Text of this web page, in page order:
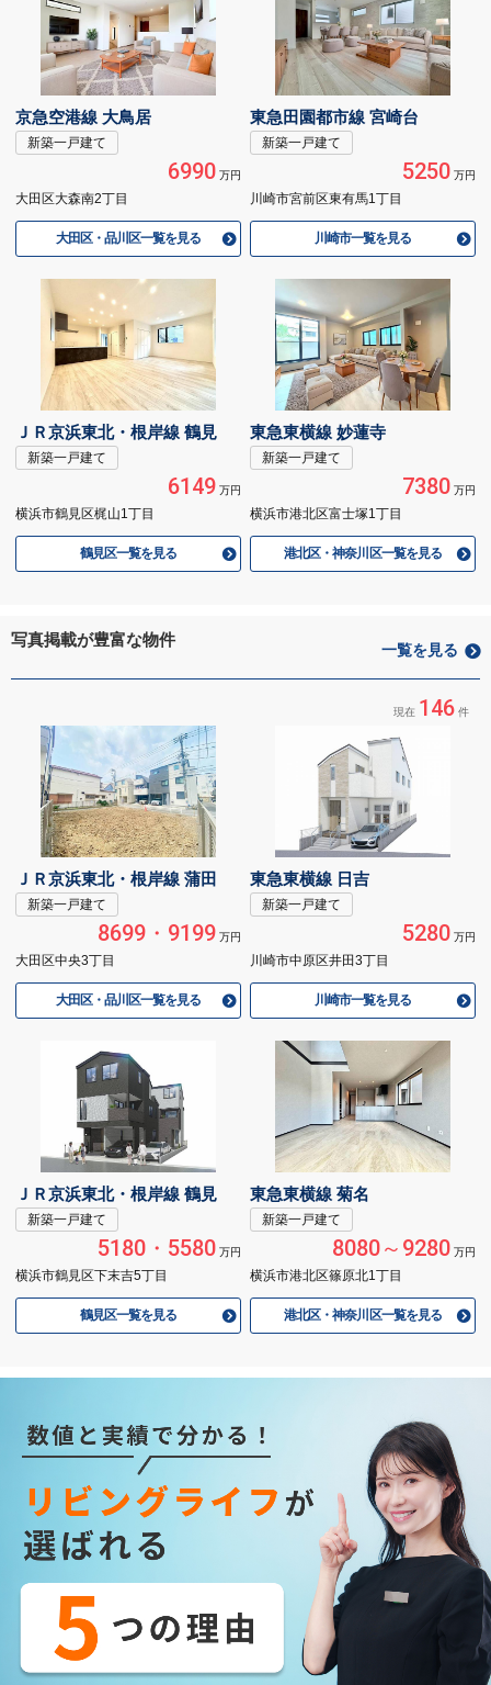
京急空港線 大鳥居
新築一戸建て
6990万円
大田区大森南2丁目
大田区・品川区一覧を見る
東急田園都市線 宮崎台
新築一戸建て
5250万円
川崎市宮前区東有馬1丁目
川崎市一覧を見る
ＪＲ京浜東北・根岸線 鶴見
新築一戸建て
6149万円
横浜市鶴見区梶山1丁目
鶴見区一覧を見る
東急東横線 妙蓮寺
新築一戸建て
7380万円
横浜市港北区富士塚1丁目
港北区・神奈川区一覧を見る
写真掲載が豊富な物件
一覧を見る
現在 146 件
ＪＲ京浜東北・根岸線 蒲田
新築一戸建て
8699・9199万円
大田区中央3丁目
大田区・品川区一覧を見る
東急東横線 日吉
新築一戸建て
5280万円
川崎市中原区井田3丁目
川崎市一覧を見る
ＪＲ京浜東北・根岸線 鶴見
新築一戸建て
5180・5580万円
横浜市鶴見区下末吉5丁目
鶴見区一覧を見る
東急東横線 菊名
新築一戸建て
8080～9280万円
横浜市港北区篠原北1丁目
港北区・神奈川区一覧を見る